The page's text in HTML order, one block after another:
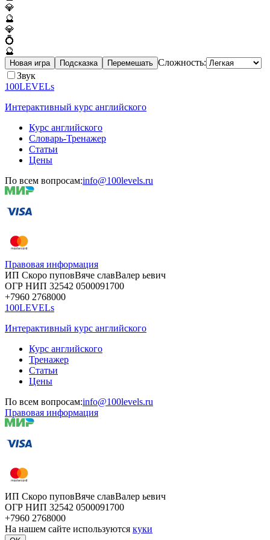
💎
🔮
💎
💍
🔮
Новая игра Подсказка Перемешать Сложность:
Звук
100LEVELs
Интерактивный курс английского
Курс английского
Словарь-Тренажер
Статьи
Цены
По всем вопросам:info@100levels.ru
Правовая информация
ИП Скоро пуповВяче славВалер ьевич
ОГР НИП 32542 0500091700
+7960 2768000
100LEVELs
Интерактивный курс английского
Курс английского
Тренажер
Статьи
Цены
По всем вопросам:info@100levels.ru
Правовая информация
ИП Скоро пуповВяче славВалер ьевич
ОГР НИП 32542 0500091700
+7960 2768000
На нашем сайте используются куки